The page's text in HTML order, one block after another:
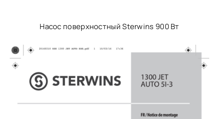
Насос поверхностный Sterwins 900 Вт